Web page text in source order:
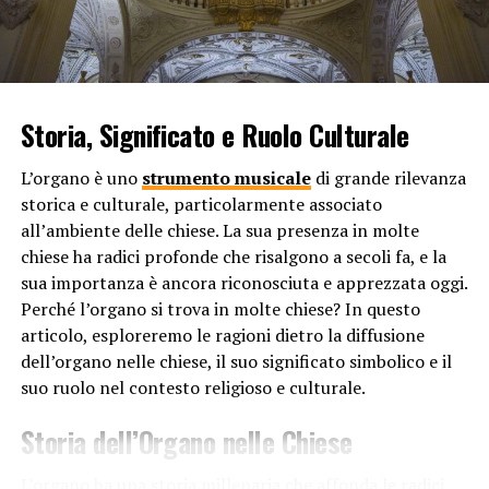
rappresenta un’identità culturale. Originario
principalmente dai Caraibi e da Porto Rico, il reggaeton
è stato inizialmente un genere musicale associato alle
comunità latinoamericane. Con il tempo, si è diffuso e ha
background, diventando una forma di espressione
culturale per molti.
6. Ballabilità e ritmo coinvolgente: La musica reggaeton
è caratterizzata da un ritmo contagioso e da una base
ritmica coinvolgente che invoglia a ballare. La sua
natura festosa e l’energia trasmessa rendono il
reggaeton un genere molto popolare nelle discoteche,
nelle feste e nelle radio.
Le critiche alla musica reggaeton
Va comunque notato che la diffusione della musica
Storia, Significato e Ruolo Culturale
L’organo è uno strumento musicaledi grande rilevanza
storica e culturale, particolarmente associato
all’ambiente delle chiese. La sua presenza in molte
chiese ha radici profonde che risalgono a secoli fa, e la
sua importanza è ancora riconosciuta e apprezzata oggi.
Perché l’organo si trova in molte chiese? In questo
articolo, esploreremo le ragioni dietro la diffusione
dell’organo nelle chiese, il suo significato simbolico e il
suo ruolo nel contesto religioso e culturale.
Storia dell’Organo nelle Chiese